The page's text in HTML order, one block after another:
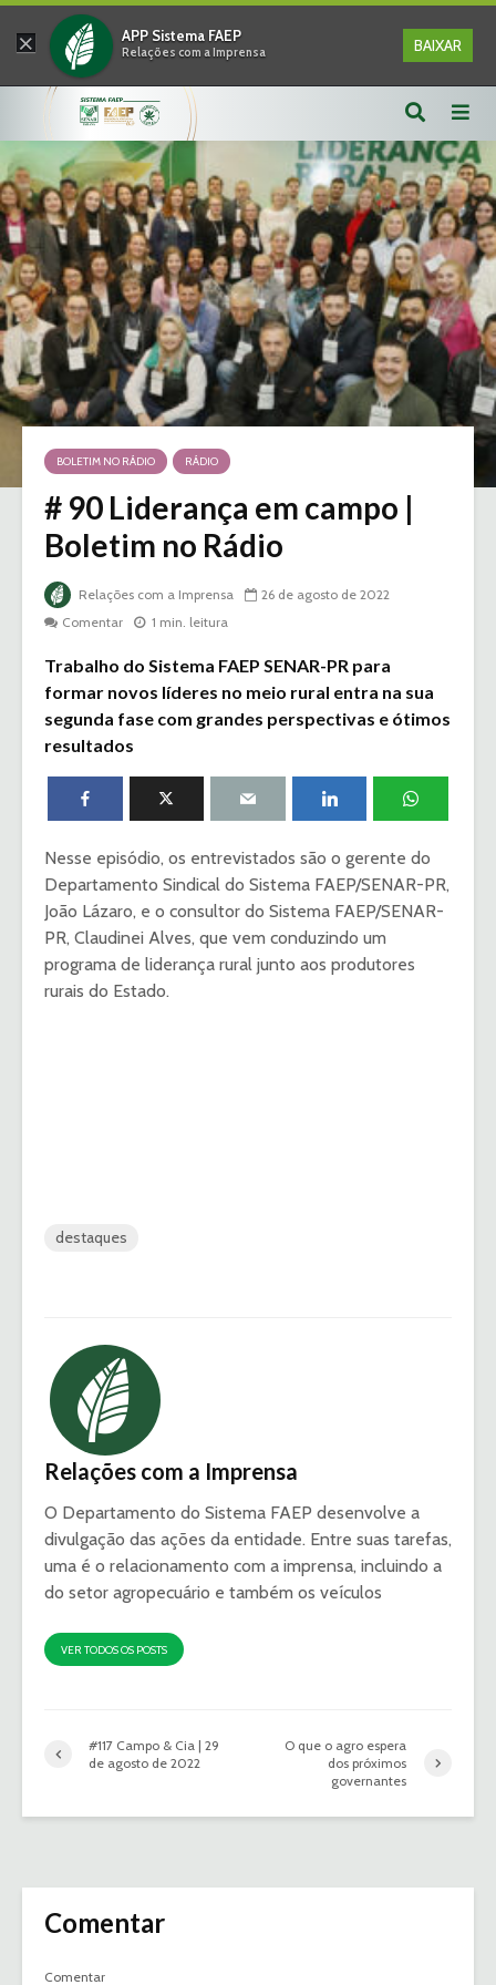
× APP Sistema FAEP
Relações com a Imprensa BAIXAR
BOLETIM NO RÁDIO RÁDIO
# 90 Liderança em campo |
Boletim no Rádio
Relações com a Imprensa
26 de agosto de 2022
Comentar
1 min. leitura
Trabalho do Sistema FAEP SENAR-PR para
formar novos líderes no meio rural entra na sua
segunda fase com grandes perspectivas e ótimos
resultados
Nesse episódio, os entrevistados são o gerente do
Departamento Sindical do Sistema FAEP/SENAR-PR,
João Lázaro, e o consultor do Sistema FAEP/SENAR-
PR, Claudinei Alves, que vem conduzindo um
programa de liderança rural junto aos produtores
rurais do Estado.
destaques
Relações com a Imprensa
O Departamento do Sistema FAEP desenvolve a
divulgação das ações da entidade. Entre suas tarefas,
uma é o relacionamento com a imprensa, incluindo a
do setor agropecuário e também os veículos
VER TODOS OS POSTS
#117 Campo & Cia | 29
de agosto de 2022
O que o agro espera
dos próximos
governantes
Comentar
Comentar